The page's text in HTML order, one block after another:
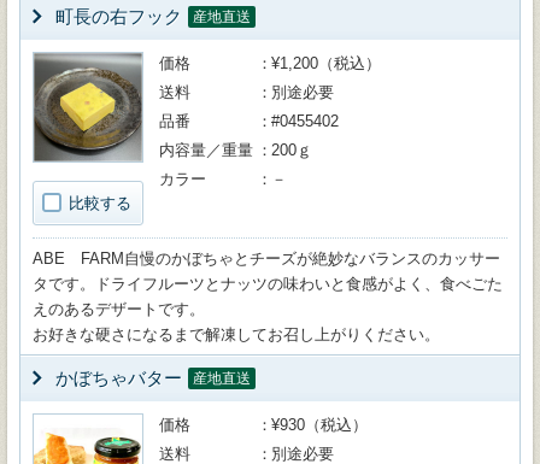
町長の右フック 産地直送
比較する
価格
¥1,200（税込）
送料
別途必要
品番
#0455402
内容量／重量
200ｇ
カラー
－
ABE FARM自慢のかぼちゃとチーズが絶妙なバランスのカッサー
タです。ドライフルーツとナッツの味わいと食感がよく、食べごた
えのあるデザートです。
お好きな硬さになるまで解凍してお召し上がりください。
かぼちゃバター 産地直送
価格
¥930（税込）
送料
別途必要